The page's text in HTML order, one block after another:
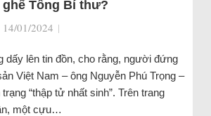
ghế Tổng Bí thư?
14/01/2024 |
dấy lên tin đồn, cho rằng, người đứng
Việt Nam – ông Nguyễn Phú Trọng –
“thập tử nhất sinh”. Trên trang
một cựu…